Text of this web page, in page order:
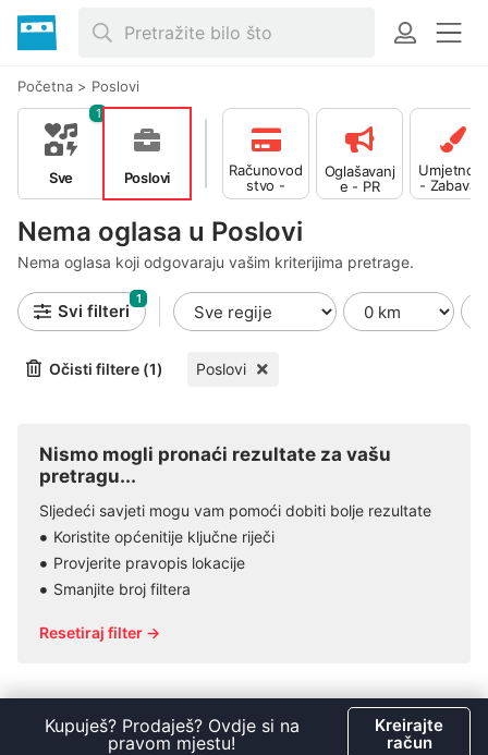
Početna > Poslovi
Nema oglasa u Poslovi
Nema oglasa koji odgovaraju vašim kriterijima pretrage.
Sve
1
Poslovi
Računovod
stvo -
Financije
Oglašavanj
e - PR
Umjetnost
- Zabava -
Izdavaštvo
Svi filteri
1
Očisti filtere (1) Poslovi
Nismo mogli pronaći rezultate za vašu
pretragu...
Sljedeći savjeti mogu vam pomoći dobiti bolje rezultate
Koristite općenitije ključne riječi
Provjerite pravopis lokacije
Smanjite broj filtera
Resetiraj filter →
Kupuješ? Prodaješ? Ovdje si na
pravom mjestu!
Kreirajte
račun